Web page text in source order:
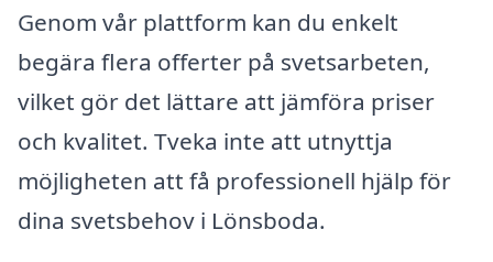
Genom vår plattform kan du enkelt
begära flera offerter på svetsarbeten,
vilket gör det lättare att jämföra priser
och kvalitet. Tveka inte att utnyttja
möjligheten att få professionell hjälp för
dina svetsbehov i Lönsboda.